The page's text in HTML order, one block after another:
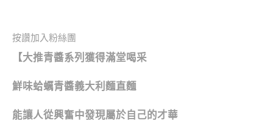
按讚加入粉絲團
【大推青醬系列獲得滿堂喝采
鮮味蛤蠣青醬義大利麵直麵
能讓人從興奮中發現屬於自己的才華